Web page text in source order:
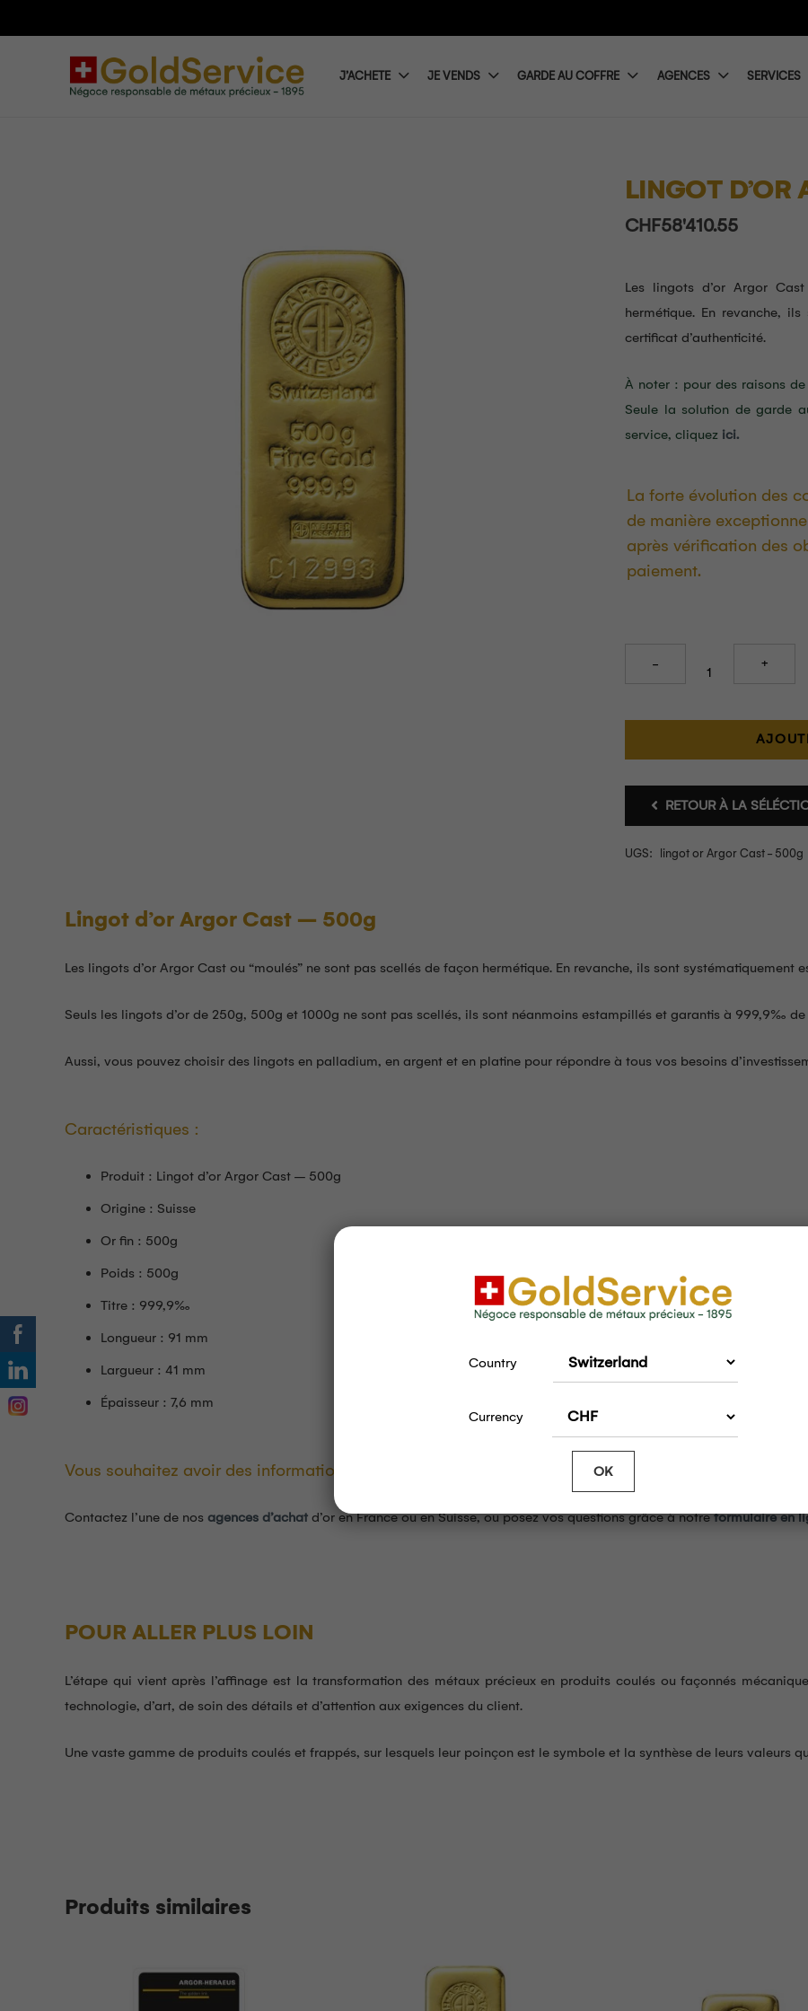
J’ACHETE JE VENDS GARDE AU COFFRE AGENCES SERVICES
LINGOT
CHF58'410.55
Les lingots d’or Argor
hermétique. En revanche,
certificat d’authenticité.
À noter : pour des raisons
Seule la solution de garde
service, cliquez ici.
La forte évolution des
de manière
après vérification des
paiement.
RETOUR À LA
UGS: lingot or Argor Cast - 500g
Lingot d’or Argor Cast – 500g
Les lingots d’or Argor Cast ou “moulés” ne sont pas scellés de façon hermétique. En revanche, ils sont
Seuls les lingots d’or de 250g, 500g et 1000g ne sont pas scellés, ils sont néanmoins estampillés et garantis à 999,9‰ de
Aussi, vous pouvez choisir des lingots en palladium, en argent et en platine pour répondre à tous vos besoins
Caractéristiques :
Produit : Lingot d’or Argor Cast – 500g
Origine : Suisse
Or fin : 500g
Poids : 500g
Titre : 999,9‰
Longueur : 91 mm
Largueur : 41 mm
Épaisseur : 7,6 mm
Vous souhaitez avoir des informations supplémentaires sur les lingots d’or Argor ?
Contactez l’une de nos agences d’achat d’or en France ou en Suisse, ou posez vos questions grâce à notreformulaire en
POUR ALLER PLUS LOIN
L’étape qui vient après l’affinage est la transformation des métaux précieux en produits coulés ou façonnés
technologie, d’art, de soin des détails et d’attention aux exigences du client.
Une vaste gamme de produits coulés et frappés, sur lesquels leur poinçon est le symbole et la synthèse de leurs valeurs
Produits similaires
Country
Currency
OK